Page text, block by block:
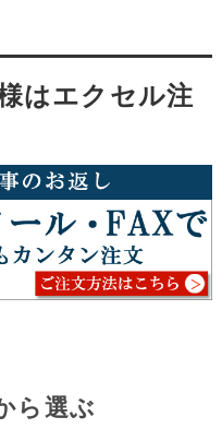
はエクセル注
ら選ぶ